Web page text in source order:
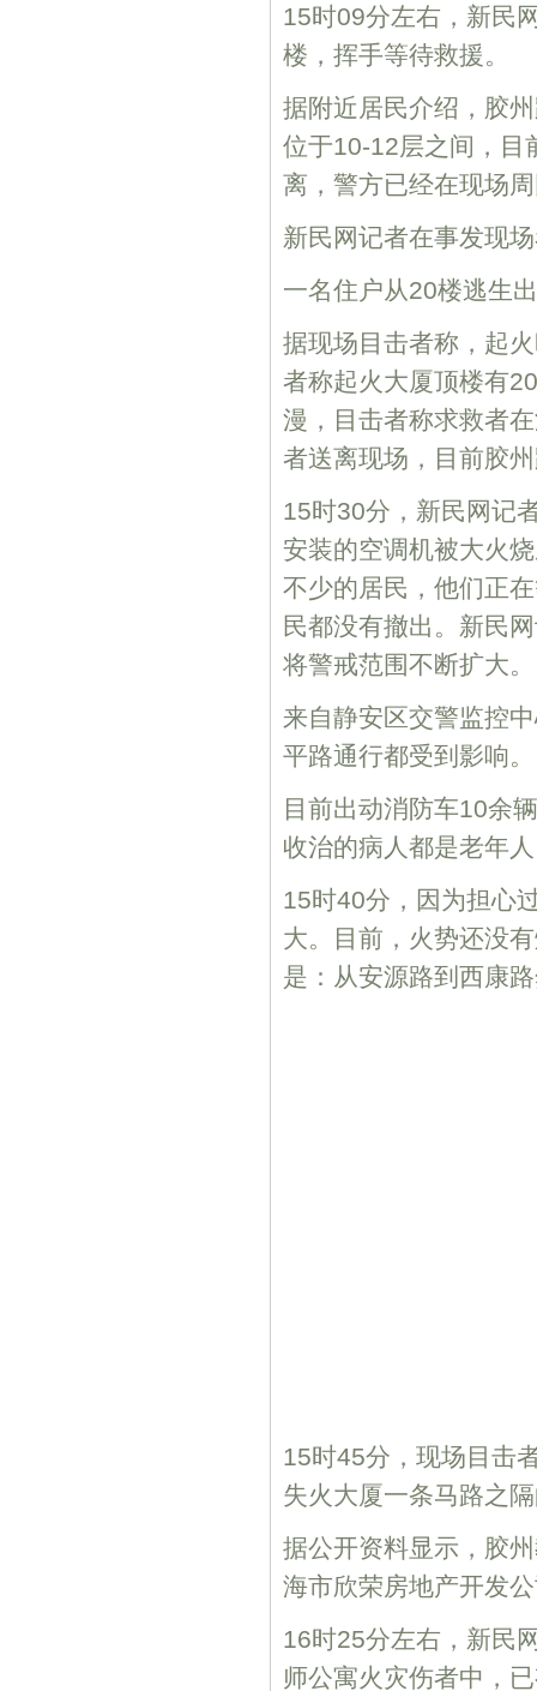
15时09分左右，新民
楼，挥手等待救援。
据附近居民介绍，胶
位于10-12层之间，目
离，警方已经在现场
新民网记者在事发现
一名住户从20楼逃生
据现场目击者称，起
者称起火大厦顶楼有
漫，目击者称求救者
者送离现场，目前胶
15时30分，新民网记
安装的空调机被大火
不少的居民，他们正
民都没有撤出。新民
将警戒范围不断扩大。
来自静安区交警监控
平路通行都受到影响。
目前出动消防车10余
收治的病人都是老年
15时40分，因为担心
大。目前，火势还没
是：从安源路到西康
15时45分，现场目击
失火大厦一条马路之
据公开资料显示，胶
海市欣荣房地产开发
16时25分左右，新民
师公寓火灾伤者中，